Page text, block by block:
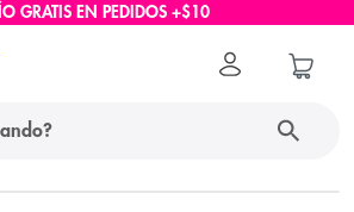
GRATIS EN PEDIDOS +$10